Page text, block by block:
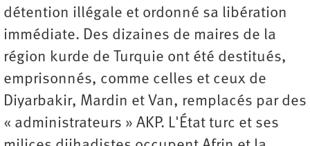
détention illégale et ordonné sa libération
immédiate. Des dizaines de maires de la
région kurde de Turquie ont été destitués,
emprisonnés, comme celles et ceux de
Diyarbakir, Mardin et Van, remplacés par des
« administrateurs » AKP. L'État turc et ses